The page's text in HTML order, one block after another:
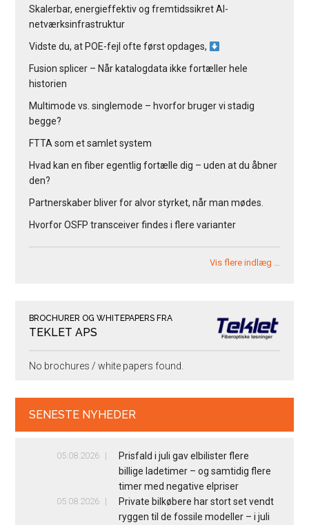
Skalerbar, energieffektiv og fremtidssikret AI-
netværksinfrastruktur
Vidste du, at POE-fejl ofte først opdages,
Fusion splicer – Når katalogdata ikke fortæller hele
historien
Multimode vs. singlemode – hvorfor bruger vi stadig
begge?
FTTA som et samlet system
Hvad kan en fiber egentlig fortælle dig – uden at du åbner
den?
Partnerskaber bliver for alvor styrket, når man mødes.
Hvorfor OSFP transceiver findes i flere varianter
Vis flere indlæg …
BROCHURER OG WHITEPAPERS FRA
TEKLET APS
No brochures / white papers found.
SENESTE NYHEDER
05.08.2026
Prisfald i juli gav elbilister flere
billige ladetimer – og samtidig flere
timer med negative elpriser
05.08.2026
Private bilkøbere har stort set vendt
ryggen til de fossile modeller – i juli